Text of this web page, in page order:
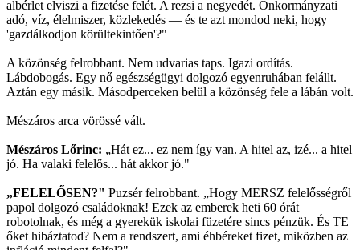
albérlet elviszi a fizetése felét. A rezsi a negyedét. Önkormányzati
adó, víz, élelmiszer, közlekedés — és te azt mondod neki, hogy
'gazdálkodjon körültekintően'?"
A közönség felrobbant. Nem udvarias taps. Igazi ordítás.
Lábdobogás. Egy nő egészségügyi dolgozó egyenruhában felállt.
Aztán egy másik. Másodperceken belül a közönség fele a lábán volt.
Mészáros arca vörössé vált.
Mészáros Lőrinc: „Hát ez... ez nem így van. A hitel az, izé... a hitel
jó. Ha valaki felelős... hát akkor jó."
„FELELŐSEN?" Puzsér felrobbant. „Hogy MERSZ felelősségről
papol dolgozó családoknak! Ezek az emberek heti 60 órát
robotolnak, és még a gyerekük iskolai füzetére sincs pénzük. És TE
őket hibáztatod? Nem a rendszert, ami éhbéreket fizet, miközben az